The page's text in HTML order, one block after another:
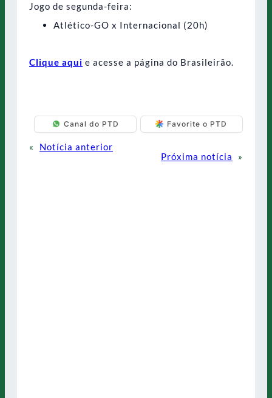
Jogo de segunda-feira:
Atlético-GO x Internacional (20h)
Clique aqui e acesse a página do Brasileirão.
Canal do PTD Favorite o PTD
«
Notícia anterior
Próxima notícia
»